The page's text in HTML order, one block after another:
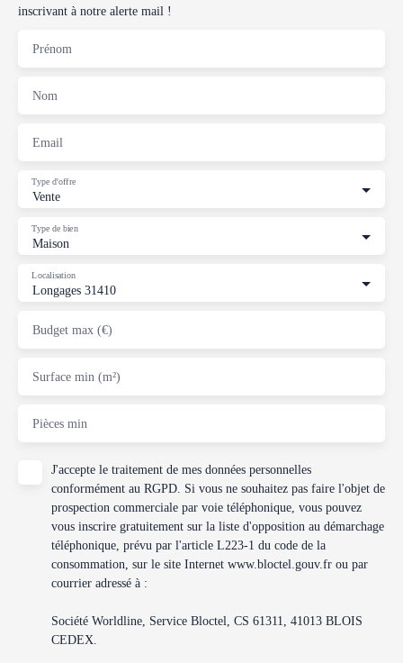
inscrivant à notre alerte mail !
Prénom
Nom
Email
Vente
Type d'offre
Maison
Type de bien
Longages 31410
Localisation
Budget max (€)
Surface min (m²)
Pièces min
J'accepte le traitement de mes données personnelles
conformément au RGPD. Si vous ne souhaitez pas faire l'objet de
prospection commerciale par voie téléphonique, vous pouvez
vous inscrire gratuitement sur la liste d'opposition au démarchage
téléphonique, prévu par l'article L223-1 du code de la
consommation, sur le site Internet www.bloctel.gouv.fr ou par
courrier adressé à :
Société Worldline, Service Bloctel, CS 61311, 41013 BLOIS
CEDEX.